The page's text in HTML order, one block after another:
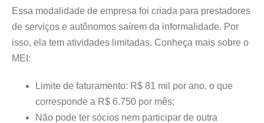
Essa modalidade de empresa foi criada para prestadores
de serviços e autônomos saírem da informalidade. Por
isso, ela tem atividades limitadas. Conheça mais sobre o
MEI:
Limite de faturamento: R$ 81 mil por ano, o que
corresponde a R$ 6.750 por mês;
Não pode ter sócios nem participar de outra